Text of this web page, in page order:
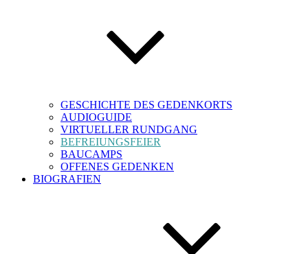
GESCHICHTE DES GEDENKORTS
AUDIOGUIDE
VIRTUELLER RUNDGANG
BEFREIUNGSFEIER
BAUCAMPS
OFFENES GEDENKEN
BIOGRAFIEN